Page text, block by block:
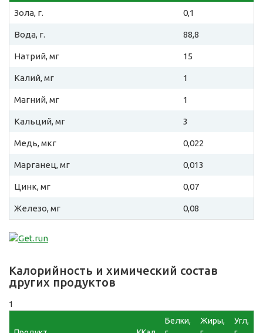
Зола, г. 0,1
Вода, г. 88,8
Натрий, мг 15
Калий, мг 1
Магний, мг 1
Кальций, мг 3
Медь, мкг 0,022
Марганец, мг 0,013
Цинк, мг 0,07
Железо, мг 0,08
Калорийность и химический состав
других продуктов
1
Белки,
Жиры,
Угл,